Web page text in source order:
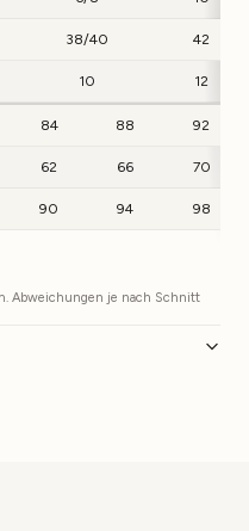
38/40 42
10 12
84 88 92
62 66 70
90 94 98
Abweichungen je nach Schnitt